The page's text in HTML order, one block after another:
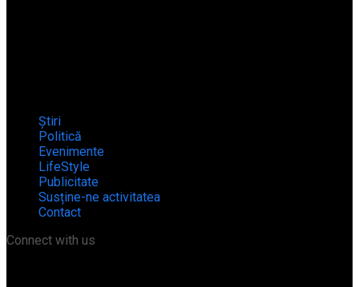
Știri
Politică
Evenimente
LifeStyle
Publicitate
Susține-ne activitatea
Contact
Connect with us